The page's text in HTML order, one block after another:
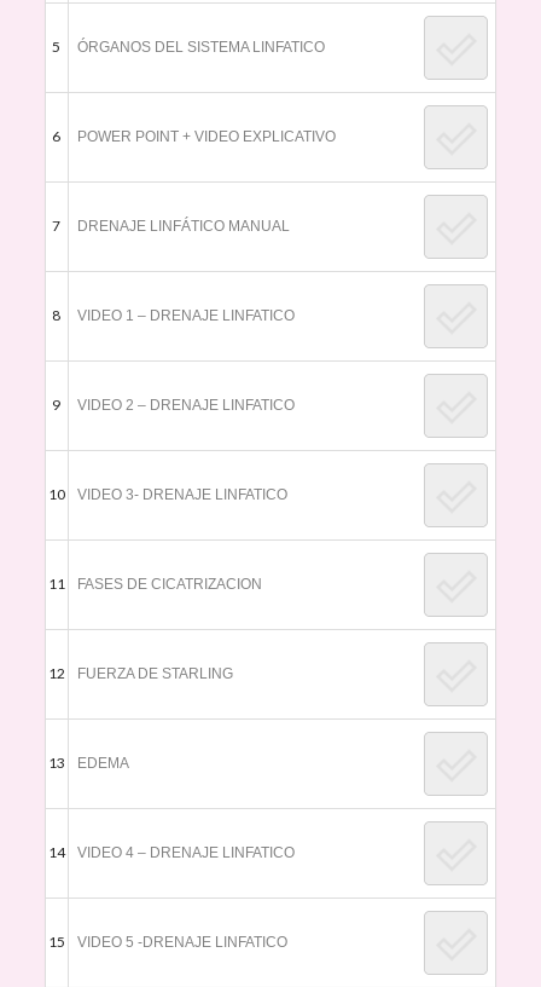
5 ÓRGANOS DEL SISTEMA LINFATICO
6 POWER POINT + VIDEO EXPLICATIVO
7 DRENAJE LINFÁTICO MANUAL
8 VIDEO 1 – DRENAJE LINFATICO
9 VIDEO 2 – DRENAJE LINFATICO
10 VIDEO 3- DRENAJE LINFATICO
11 FASES DE CICATRIZACION
12 FUERZA DE STARLING
13 EDEMA
14 VIDEO 4 – DRENAJE LINFATICO
15 VIDEO 5 -DRENAJE LINFATICO